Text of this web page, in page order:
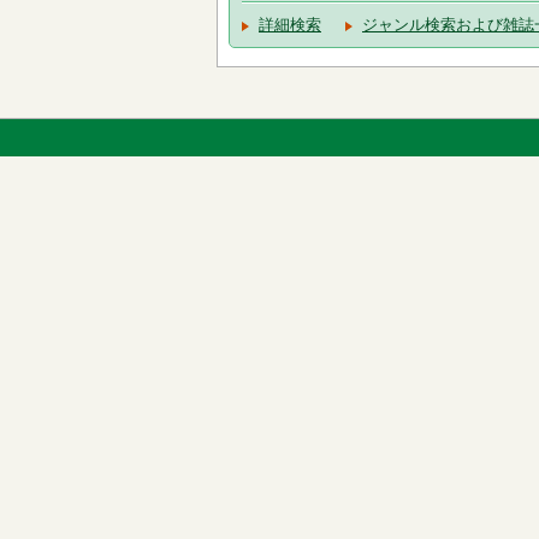
詳細検索 ジャンル検索および雑誌